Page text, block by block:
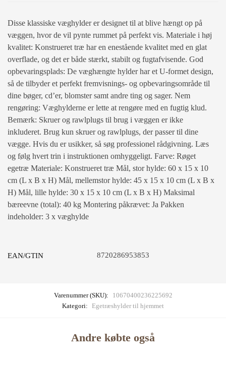
Disse klassiske væghylder er designet til at blive hængt op på
væggen, hvor de vil pynte rummet på perfekt vis. Materiale i høj
kvalitet: Konstrueret træ har en enestående kvalitet med en glat
overflade, og det er både stærkt, stabilt og fugtafvisende. God
opbevaringsplads: De væghængte hylder har et U-formet design,
så de tilbyder et perfekt fremvisnings- og opbevaringsområde til
dine bøger, cd’er, blomster samt andre ting og sager. Nem
rengøring: Væghylderne er lette at rengøre med en fugtig klud.
Bemærk: Skruer og rawlplugs til brug i væggen er ikke
inkluderet. Brug kun skruer og rawlplugs, der passer til dine
vægge. Hvis du er usikker, så søg professionel rådgivning. Læs
og følg hvert trin i instruktionen omhyggeligt. Farve: Røget
egetræ Materiale: Konstrueret træ Mål, stor hylde: 60 x 15 x 10
cm (L x B x H) Mål, mellemstor hylde: 45 x 15 x 10 cm (L x B x
H) Mål, lille hylde: 30 x 15 x 10 cm (L x B x H) Maksimal
bæreevne (total): 40 kg Montering påkrævet: Ja Pakken
indeholder: 3 x væghylde
EAN/GTIN 8720286953853
Varenummer (SKU):
10670400236225692
Kategori: Egetræshylder til hjemmet
Andre købte også